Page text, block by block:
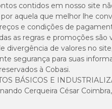
contidos em nosso site
aquela que melhor lhe
e condições de
as regras e promoções
divergência de valores no
segurança para suas
à Cobasi.
BÁSICOS E
Cerqueira César